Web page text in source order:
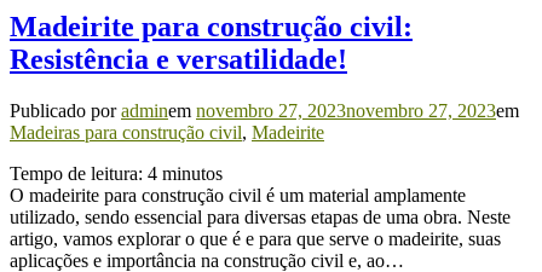
Madeirite para construção civil:
Resistência e versatilidade!
Publicado poradminem novembro 27, 2023novembro 27, 2023em
Madeiras para construção civil, Madeirite
Tempo de leitura: 4 minutos
O madeirite para construção civil é um material amplamente
utilizado, sendo essencial para diversas etapas de uma obra. Neste
artigo, vamos explorar o que é e para que serve o madeirite, suas
aplicações e importância na construção civil e, ao…